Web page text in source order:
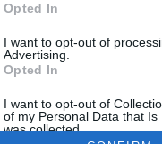
Opted In
I want to opt-out of
Advertising.
Opted In
I want to opt-out of
of my Personal Data that
was collected.